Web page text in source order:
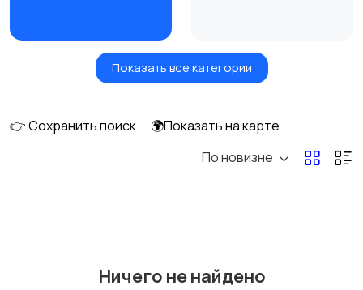
Красота и здоровье
Транспорт,
IT, интернет, телеком
Показать все категории
👉 Сохранить поиск
🌍Показать на карте
По новизне
Ничего не найдено